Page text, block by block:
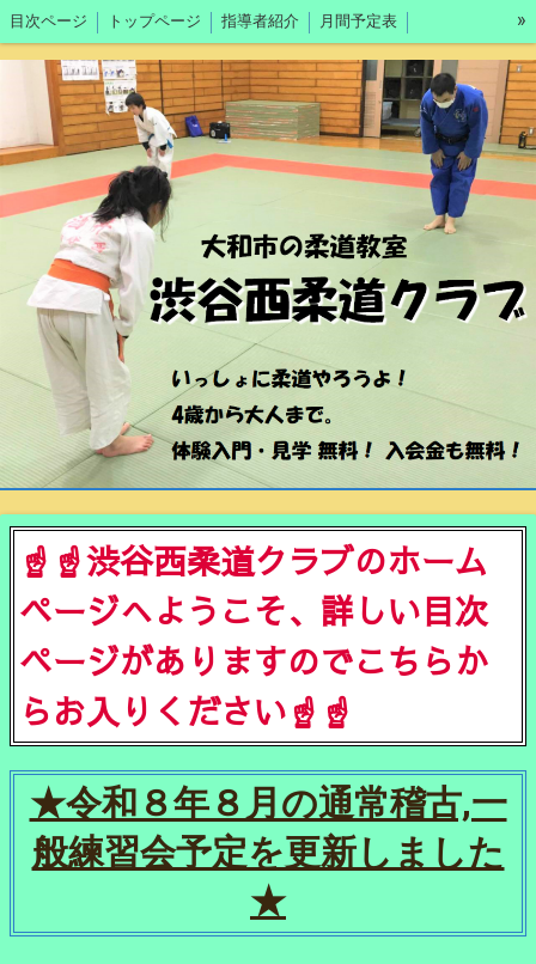
目次ページ トップページ 指導者紹介 月間予定表
入会のご案内・無料体験ご案内 渋谷西一般練習会・形勉強会・かめの子練習会 活動ブログ
»
☝️☝️渋谷西柔道クラブのホーム
ページへようこそ、詳しい目次
ページがありますのでこちらか
らお入りください☝️☝️
★令和８年８月の通常稽古,一
般練習会予定を更新しました
★